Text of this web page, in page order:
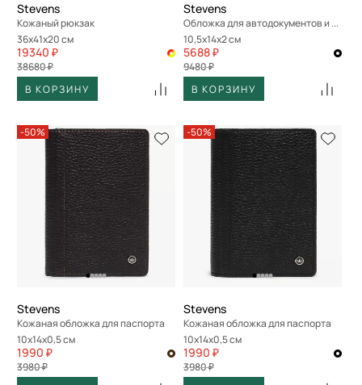
Stevens
Кожаный рюкзак
36x41x20 см
19340 ₽
38680 ₽
В КОРЗИНУ
Stevens
Обложка для автодокументов и паспорта
10,5x14x2 см
5688 ₽
9480 ₽
В КОРЗИНУ
-50%
Stevens
Кожаная обложка для паспорта
10x14x0,5 см
1990 ₽
3980 ₽
-50%
Stevens
Кожаная обложка для паспорта
10x14x0,5 см
1990 ₽
3980 ₽